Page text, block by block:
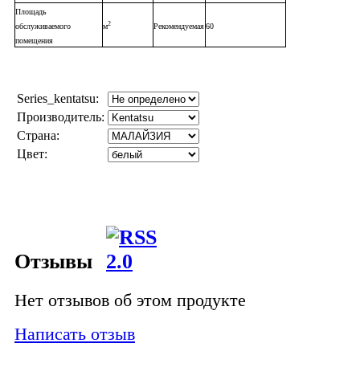
Площадь
обслуживаемого
помещения
м2 Рекомендуемая60
Series_kentatsu:
Производитель:
Страна:
Цвет:
Отзывы
Нет отзывов об этом продукте
Написать отзыв